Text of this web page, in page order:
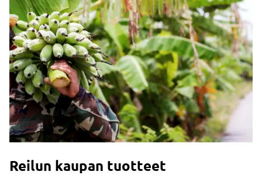
Reilun kaupan tuotteet